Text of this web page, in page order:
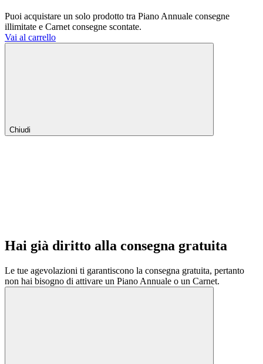
Puoi acquistare un solo prodotto tra Piano Annuale consegne
illimitate e Carnet consegne scontate.
Vai al carrello
Chiudi
Hai già diritto alla consegna gratuita
Le tue agevolazioni ti garantiscono la consegna gratuita, pertanto
non hai bisogno di attivare un Piano Annuale o un Carnet.